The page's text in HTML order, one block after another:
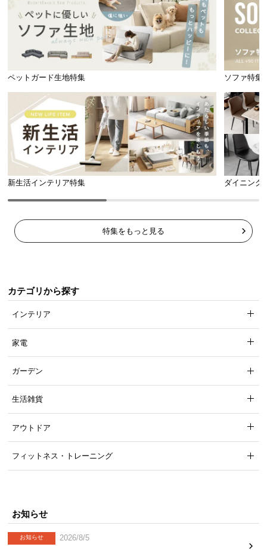
操作しやすいタッチセンサー搭載
見た目も操作もスマートなタッチセンサー搭載。軽
く触れるだけで簡単に操作することができます。
シンプルで洗練されたデザイン
上品さ際立つマットな質感。除菌後はそのままケー
スとして持ち歩けるシンプルなデザインです。
ペットガード生地特集 ソファ特集
新生活インテリア特集 ダイニング
特集をもっと見る
カテゴリから探す
インテリア
家電
ガーデン
生活雑貨
アウトドア
フィットネス・トレーニング
お知らせ
お知らせ
2026/8/5